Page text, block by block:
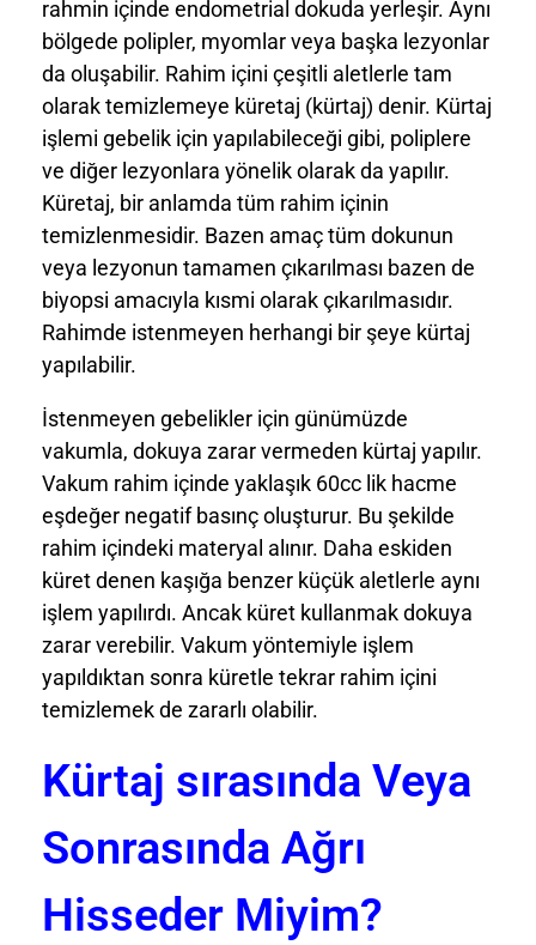
rahmin içinde endometrial dokuda yerleşir. Aynı
bölgede polipler, myomlar veya başka lezyonlar
da oluşabilir. Rahim içini çeşitli aletlerle tam
olarak temizlemeye küretaj (kürtaj) denir. Kürtaj
işlemi gebelik için yapılabileceği gibi, poliplere
ve diğer lezyonlara yönelik olarak da yapılır.
Küretaj, bir anlamda tüm rahim içinin
temizlenmesidir. Bazen amaç tüm dokunun
veya lezyonun tamamen çıkarılması bazen de
biyopsi amacıyla kısmi olarak çıkarılmasıdır.
Rahimde istenmeyen herhangi bir şeye kürtaj
yapılabilir.
İstenmeyen gebelikler için günümüzde
vakumla, dokuya zarar vermeden kürtaj yapılır.
Vakum rahim içinde yaklaşık 60cc lik hacme
eşdeğer negatif basınç oluşturur. Bu şekilde
rahim içindeki materyal alınır. Daha eskiden
küret denen kaşığa benzer küçük aletlerle aynı
işlem yapılırdı. Ancak küret kullanmak dokuya
zarar verebilir. Vakum yöntemiyle işlem
yapıldıktan sonra küretle tekrar rahim içini
temizlemek de zararlı olabilir.
Kürtaj sırasında Veya
Sonrasında Ağrı
Hisseder Miyim?